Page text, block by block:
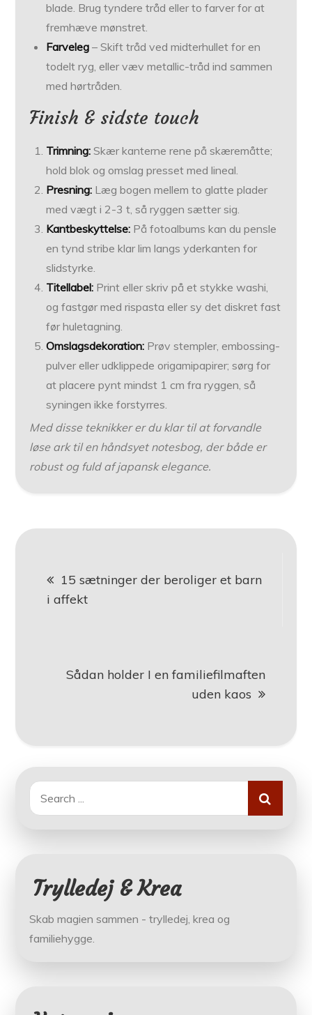
blade. Brug tyndere tråd eller to farver for at
fremhæve mønstret.
Farveleg – Skift tråd ved midterhullet for en
todelt ryg, eller væv metallic-tråd ind sammen
med hørtråden.
Finish & sidste touch
Trimning: Skær kanterne rene på skæremåtte;
hold blok og omslag presset med lineal.
Presning: Læg bogen mellem to glatte plader
med vægt i 2-3 t, så ryggen sætter sig.
Kantbeskyttelse: På fotoalbums kan du pensle
en tynd stribe klar lim langs yderkanten for
slidstyrke.
Titellabel: Print eller skriv på et stykke washi,
og fastgør med rispasta eller sy det diskret fast
før huletagning.
Omslagsdekoration: Prøv stempler, embossing-
pulver eller udklippede origamipapirer; sørg for
at placere pynt mindst 1 cm fra ryggen, så
syningen ikke forstyrres.
Med disse teknikker er du klar til at forvandle
løse ark til en håndsyet notesbog, der både er
robust og fuld af japansk elegance.
15 sætninger der beroliger et barn
i affekt
Sådan holder I en familiefilmaften
uden kaos
Search
for:
Trylledej & Krea
Skab magien sammen - trylledej, krea og
familiehygge.